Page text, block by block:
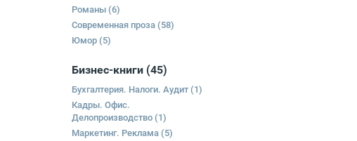
Романы (6)
Современная проза (58)
Юмор (5)
Бизнес-книги (45)
Бухгалтерия. Налоги. Аудит(1)
Кадры. Офис.
Делопроизводство (1)
Маркетинг. Реклама (5)